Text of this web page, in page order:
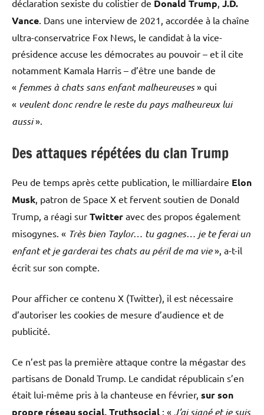
déclaration sexiste du colistier de Donald Trump J.D.
Vance . Dans une interview de 2021, accordée à la chaîne
ultra-conservatrice Fox News, le candidat à la vice-
présidence accuse les démocrates au pouvoir – et il cite
notamment Kamala Harris – d’être une bande de
« femmes à chats sans enfant malheureuses» qui
« veulent donc rendre le reste du pays malheureux lui
aussi».
Des attaques répétées du clan Trump
Peu de temps après cette publication, le milliardaire Elon
Musk , patron de Space X et fervent soutien de Donald
Trump, a réagi sur Twitter avec des propos également
misogynes. « Très bien Taylor… tu gagnes… je te ferai un
enfant et je garderai tes chats au péril de ma vie», a-t-il
écrit sur son compte.
Pour afficher ce contenu X (Twitter), il est nécessaire
d’autoriser les cookies de mesure d’audience et de
publicité.
Ce n’est pas la première attaque contre la mégastar des
partisans de Donald Trump. Le candidat républicain s’en
était lui-même pris à la chanteuse en février, sur son
propre réseau social, Truthsocial : « J’ai signé et je suis